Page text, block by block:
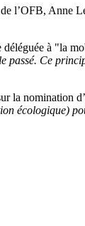
l’OFB, Anne
à "la
Ce
la nomination
écologique)